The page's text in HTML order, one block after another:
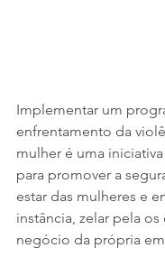
Implementar um
enfrentamento da
mulher é uma
para promover a
estar das mulheres e
instância, zelar pela
negócio da própria